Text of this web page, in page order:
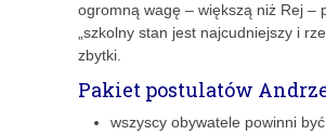
ogromną wagę – większą niż Rej –
„szkolny stan jest najcudniejszy i
zbytki.
Pakiet postulatów
wszyscy obywatele powinni